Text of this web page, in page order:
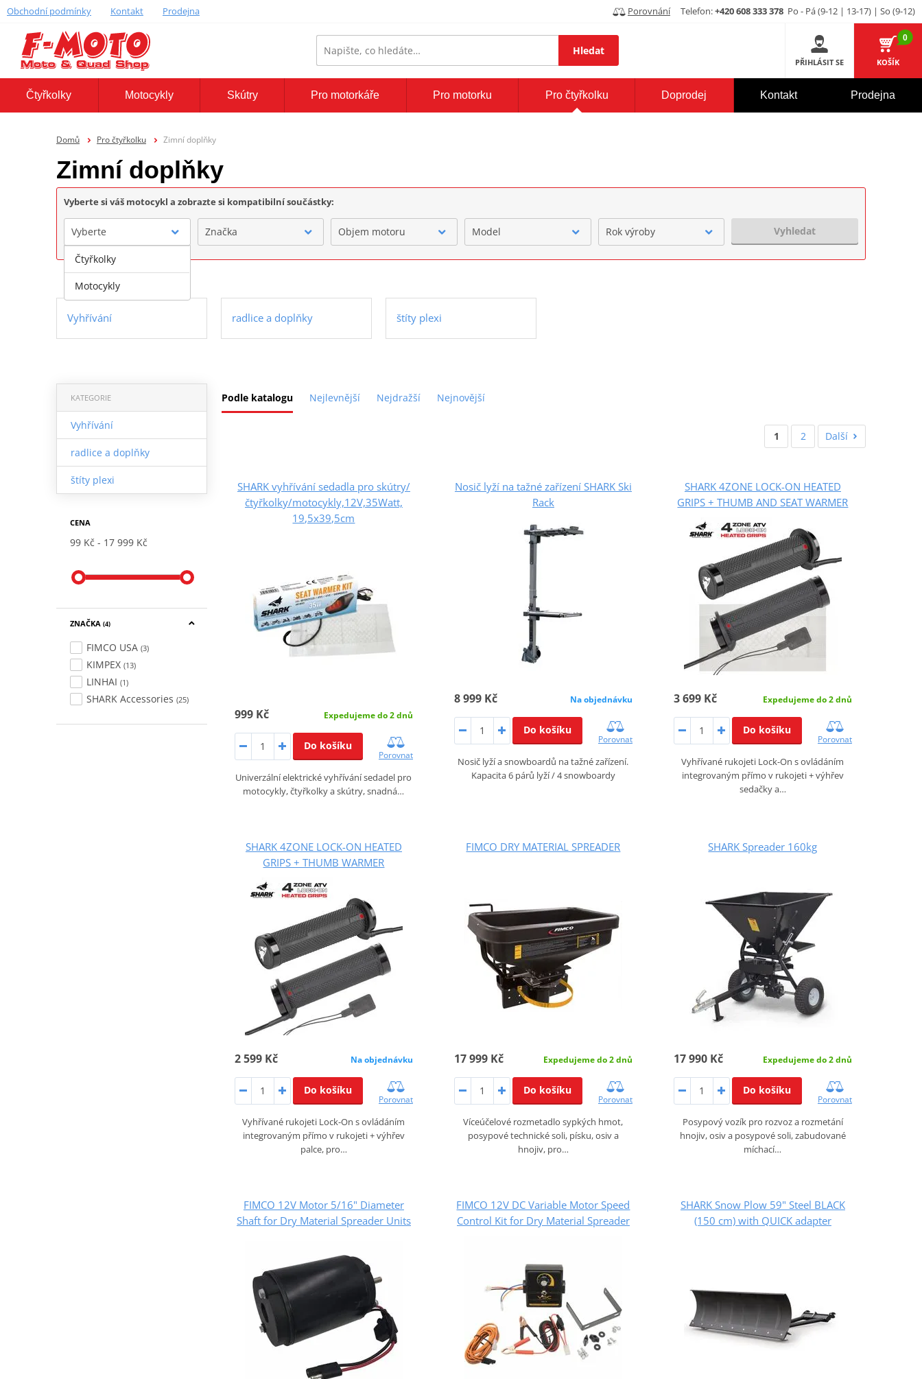
Obchodní podmínky Kontakt Prodejna Porovnání Telefon:+420 608 333 378 Po - Pá (9-12 | 13-17) | So (9-12)
Hledat
PŘIHLÁSIT SE
0
KOŠÍK
Čtyřkolky Motocykly Skútry Pro motorkáře Pro motorku Pro čtyřkolku Doprodej Kontakt Prodejna
Domů Pro čtyřkolku Zimní doplňky
Zimní doplňky
Vyberte si váš motocykl a zobrazte si kompatibilní součástky:
Vyberte Značka Objem motoru Model Rok výroby Vyhledat
Vyhřívání radlice a doplňky štíty plexi
Podle katalogu Nejlevnější Nejdražší Nejnovější
KATEGORIE
Vyhřívání
radlice a doplňky
štíty plexi
CENA
99 Kč 17 999 Kč
ZNAČKA (4)
FIMCO USA (3)
KIMPEX (13)
LINHAI (1)
SHARK Accessories (25)
1 2 Další
SHARK vyhřívání sedadla pro skútry/
čtyřkolky/motocykly,12V,35Watt,
19,5x39,5cm
999 Kč Expedujeme do 2 dnů
Do košíku
Porovnat
Univerzální elektrické vyhřívání sedadel pro
motocykly, čtyřkolky a skútry, snadná…
Nosič lyží na tažné zařízení SHARK Ski
Rack
8 999 Kč Na objednávku
Do košíku
Porovnat
Nosič lyží a snowboardů na tažné zařízení.
Kapacita 6 párů lyží / 4 snowboardy
SHARK 4ZONE LOCK-ON HEATED
GRIPS + THUMB AND SEAT WARMER
3 699 Kč Expedujeme do 2 dnů
Do košíku
Porovnat
Vyhřívané rukojeti Lock-On s ovládáním
integrovaným přímo v rukojeti + výhřev
sedačky a…
SHARK 4ZONE LOCK-ON HEATED
GRIPS + THUMB WARMER
2 599 Kč Na objednávku
Do košíku
Porovnat
Vyhřívané rukojeti Lock-On s ovládáním
integrovaným přímo v rukojeti + výhřev
palce, pro…
FIMCO DRY MATERIAL SPREADER
17 999 Kč Expedujeme do 2 dnů
Do košíku
Porovnat
Víceúčelové rozmetadlo sypkých hmot,
posypové technické soli, písku, osiv a
hnojiv, pro…
SHARK Spreader 160kg
17 990 Kč Expedujeme do 2 dnů
Do košíku
Porovnat
Posypový vozík pro rozvoz a rozmetání
hnojiv, osiv a posypové soli, zabudované
míchací…
FIMCO 12V Motor 5/16" Diameter
Shaft for Dry Material Spreader Units
FIMCO 12V DC Variable Motor Speed
Control Kit for Dry Material Spreader
SHARK Snow Plow 59" Steel BLACK
(150 cm) with QUICK adapter
Čtyřkolky
Motocykly